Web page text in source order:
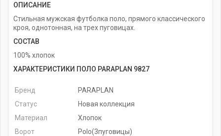
ОПИСАНИЕ
Стильная мужская футболка поло, прямого классического
кроя, однотонная, на трех пуговицах.
СОСТАВ
100% хлопок
ХАРАКТЕРИСТИКИ ПОЛО PARAPLAN 9827
Бренд
PARAPLAN
Статус
Новая коллекция
Материал
Хлопок
Ворот
Polo(3пуговицы)